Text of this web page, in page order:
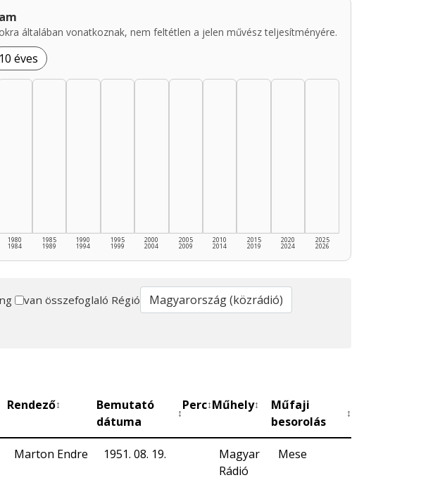
általában vonatkoznak, nem feltétlen a jelen művész teljesítményére.
10 éves
1980
1984
1985
1989
1990
1994
1995
1999
2000
2004
2005
2009
2010
2014
2015
2019
2020
2024
2025
2026
van összefoglaló Régió
Rendező↕
Bemutató
dátuma
↕
Perc↕Műhely↕
Műfaji
besorolás
↕
Marton Endre 1951. 08. 19.
Magyar
Rádió
Mese